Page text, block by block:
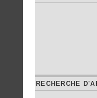
RECHERCHE